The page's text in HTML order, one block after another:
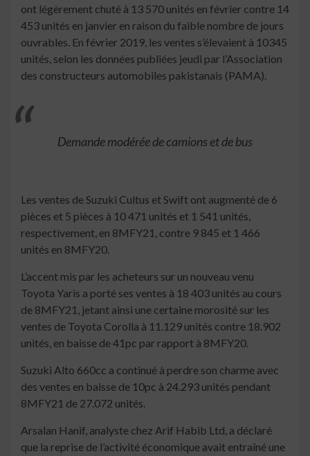
ont légèrement chuté à 13 570 unités en février contre 14
453 unités en janvier en raison du faible nombre de jours
ouvrables. En février 2019, les ventes s’élevaient à 10345
unités, selon les données publiées jeudi par l’Association
des constructeurs automobiles pakistanais (PAMA).
Demande modérée de camions et de bus
Les ventes de Suzuki Cultus et Swift ont augmenté de 6
pièces et 5 pièces à 10 471 unités et 1 541 unités,
respectivement, en 8MFY21, contre 9 845 et 1 466
unités en 8MFY20.
L’accent mis par les acheteurs sur un nouveau venu
Toyota Yaris a porté ses ventes à 18 403 unités au cours
de 8MFY21, jetant ainsi une certaine morosité sur les
ventes de Toyota Corolla à 11.129 unités contre 18.902
unités, en baisse de 41pc par rapport à 8MFY20.
Suzuki Alto 660cc a continué à perdre son charme avec
des ventes en baisse de 10pc à 24.293 unités pendant
8MFY21 de 27.072 unités.
Arsalan Hanif, analyste chez Arif Habib Ltd, a déclaré
que la reprise de l’activité économique avait entraîné une